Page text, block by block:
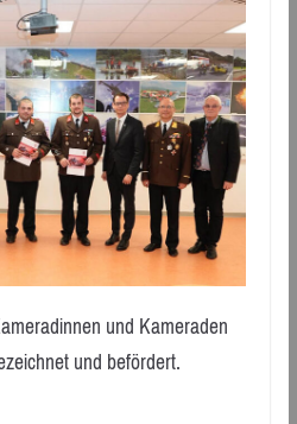
und Kameraden
und befördert.